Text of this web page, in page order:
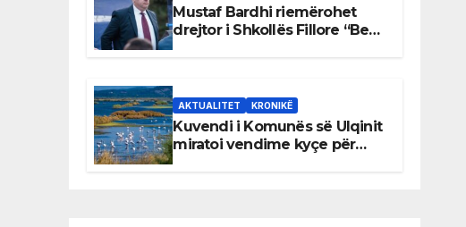
Mustaf Bardhi riemërohet
drejtor i Shkollës Fillore “Bedri
AKTUALITET KRONIKË
Kuvendi i Komunës së Ulqinit
miratoi vendime kyçe për